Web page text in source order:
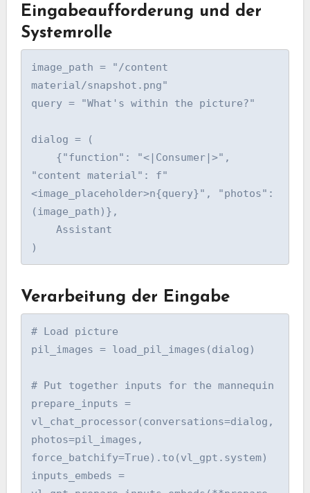
Eingabeaufforderung und der
Systemrolle
image_path = "/content
material/snapshot.png"
query = "What's within the picture?"
dialog = (
"content material": f"
<image_placeholder>n{query}", "photos":
(image_path)},
    Assistant
)
Verarbeitung der Eingabe
# Load picture
pil_images = load_pil_images(dialog)
# Put together inputs for the mannequin
prepare_inputs =
vl_chat_processor(conversations=dialog,
photos=pil_images,
force_batchify=True).to(vl_gpt.system)
inputs_embeds =